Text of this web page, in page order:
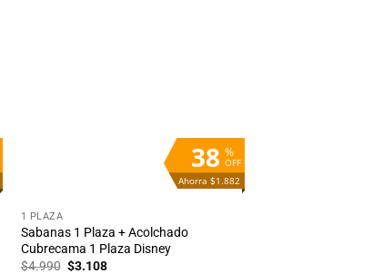
%
OFF
38
Ahorra $1.882
1 PLAZA
Sabanas 1 Plaza + Acolchado
Cubrecama 1 Plaza Disney
$4.990 El
$3.108El